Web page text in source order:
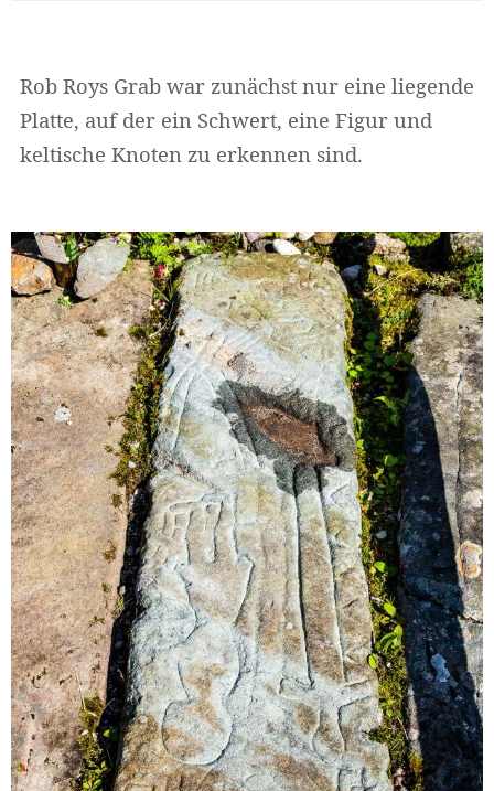
Rob Roys Grab war zunächst nur eine liegende
Platte, auf der ein Schwert, eine Figur und
keltische Knoten zu erkennen sind.